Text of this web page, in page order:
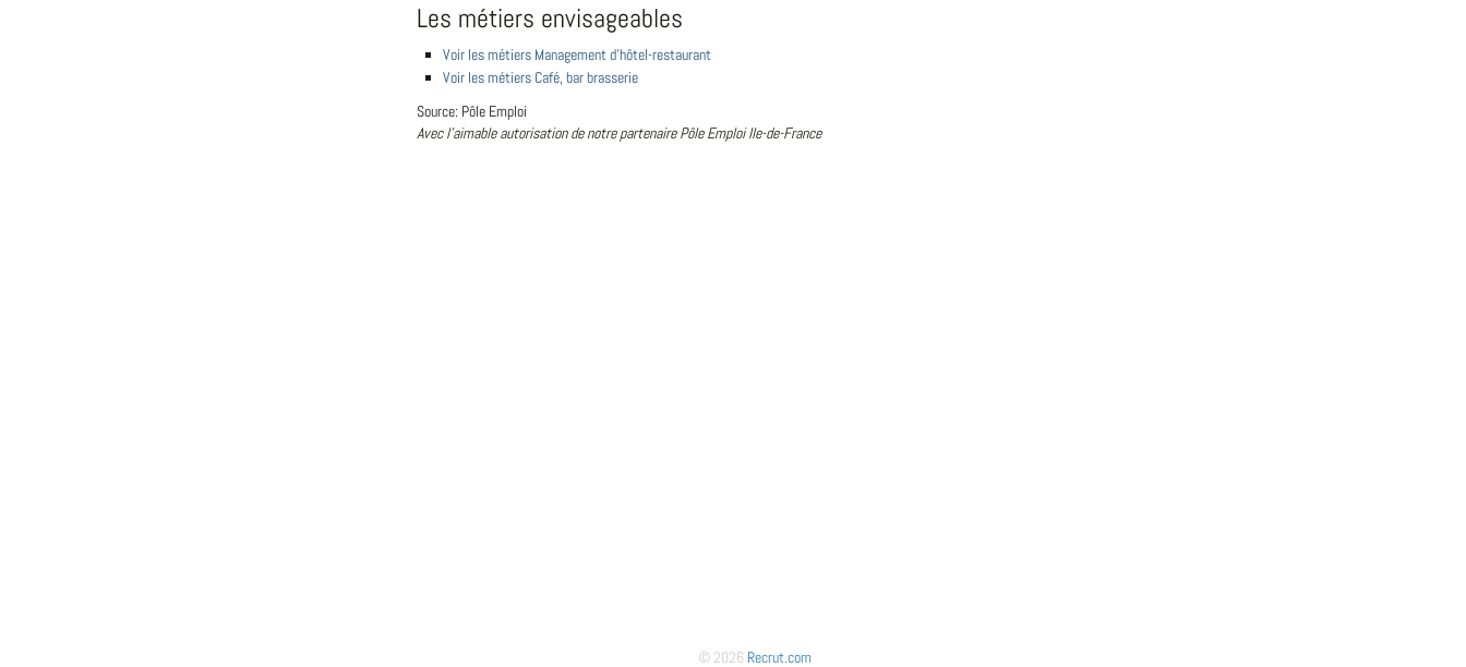
Les métiers envisageables
Voir les métiers Management d'hôtel-restaurant
Voir les métiers Café, bar brasserie
Source: Pôle Emploi
Avec l'aimable autorisation de notre partenaire Pôle Emploi Ile-de-France
© 2026 Recrut.com